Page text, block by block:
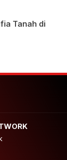
Tanah di